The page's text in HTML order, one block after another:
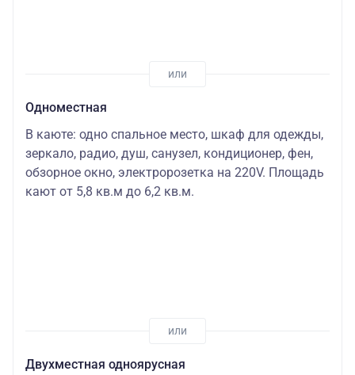
Одноместная
В каюте: одно спальное место, шкаф для одежды,
зеркало, радио, душ, санузел, кондиционер, фен,
обзорное окно, электророзетка на 220V. Площадь
кают от 5,8 кв.м до 6,2 кв.м.
Двухместная одноярусная